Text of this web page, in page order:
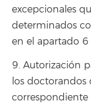
excepcionales
determinados
en el apartado
9. Autorización
los